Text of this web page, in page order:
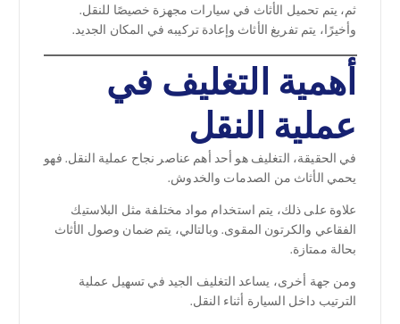
ثم، يتم تحميل الأثاث في سيارات مجهزة خصيصًا للنقل.
وأخيرًا، يتم تفريغ الأثاث وإعادة تركيبه في المكان الجديد.
أهمية التغليف في
عملية النقل
في الحقيقة، التغليف هو أحد أهم عناصر نجاح عملية النقل. فهو
يحمي الأثاث من الصدمات والخدوش.
علاوة على ذلك، يتم استخدام مواد مختلفة مثل البلاستيك
الفقاعي والكرتون المقوى. وبالتالي، يتم ضمان وصول الأثاث
بحالة ممتازة.
ومن جهة أخرى، يساعد التغليف الجيد في تسهيل عملية
الترتيب داخل السيارة أثناء النقل.